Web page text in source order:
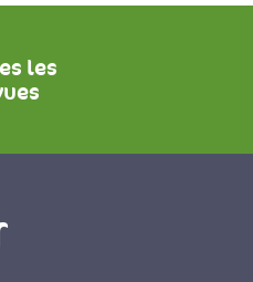
les